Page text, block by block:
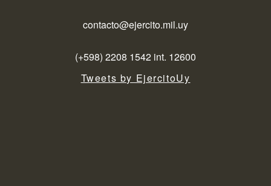
contacto@ejercito.mil.uy
(+598) 2208 1542 int. 12600
Tweets by EjercitoUy